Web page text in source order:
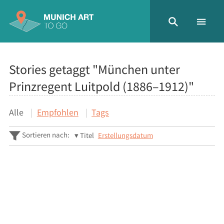
Stories getaggt "München unter
Prinzregent Luitpold (1886–1912)"
Alle Empfohlen Tags
Sortieren nach: Titel Erstellungsdatum